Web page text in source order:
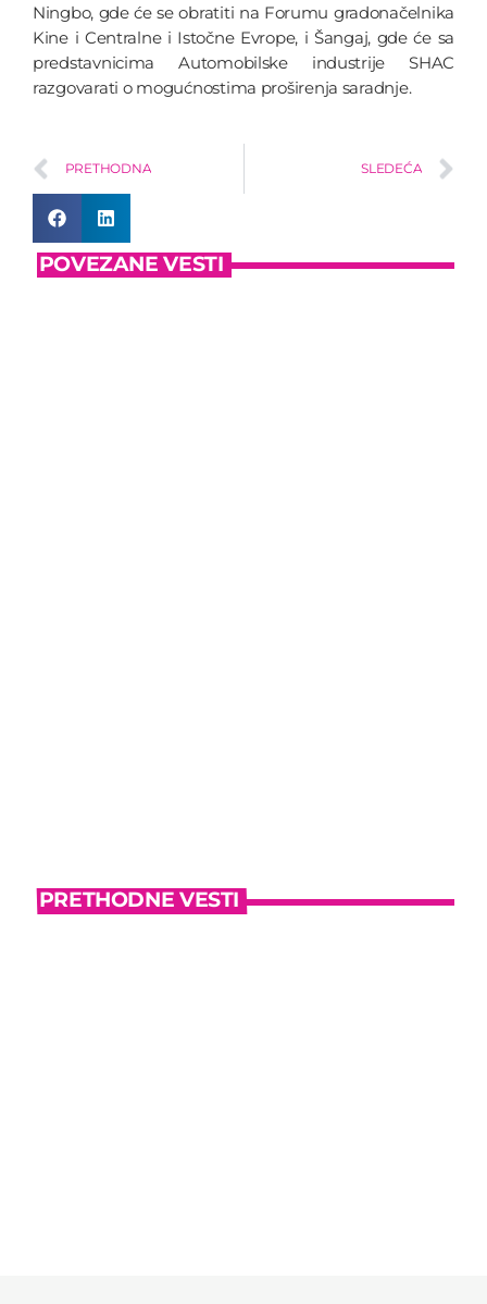
Ningbo, gde će se obratiti na Forumu gradonačelnika
Kine i Centralne i Istočne Evrope, i Šangaj, gde će sa
predstavnicima Automobilske industrije SHAC
razgovarati o mogućnostima proširenja saradnje.
PRETHODNA SLEDEĆA
POVEZANE VESTI
PRETHODNE VESTI